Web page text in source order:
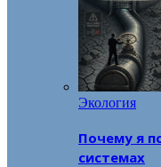
Экология
Почему я
системах